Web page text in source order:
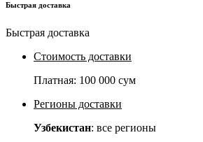
Быстрая доставка
Быстрая доставка
Стоимость доставки
Платная: 100 000 сум
Регионы доставки
Узбекистан: все регионы